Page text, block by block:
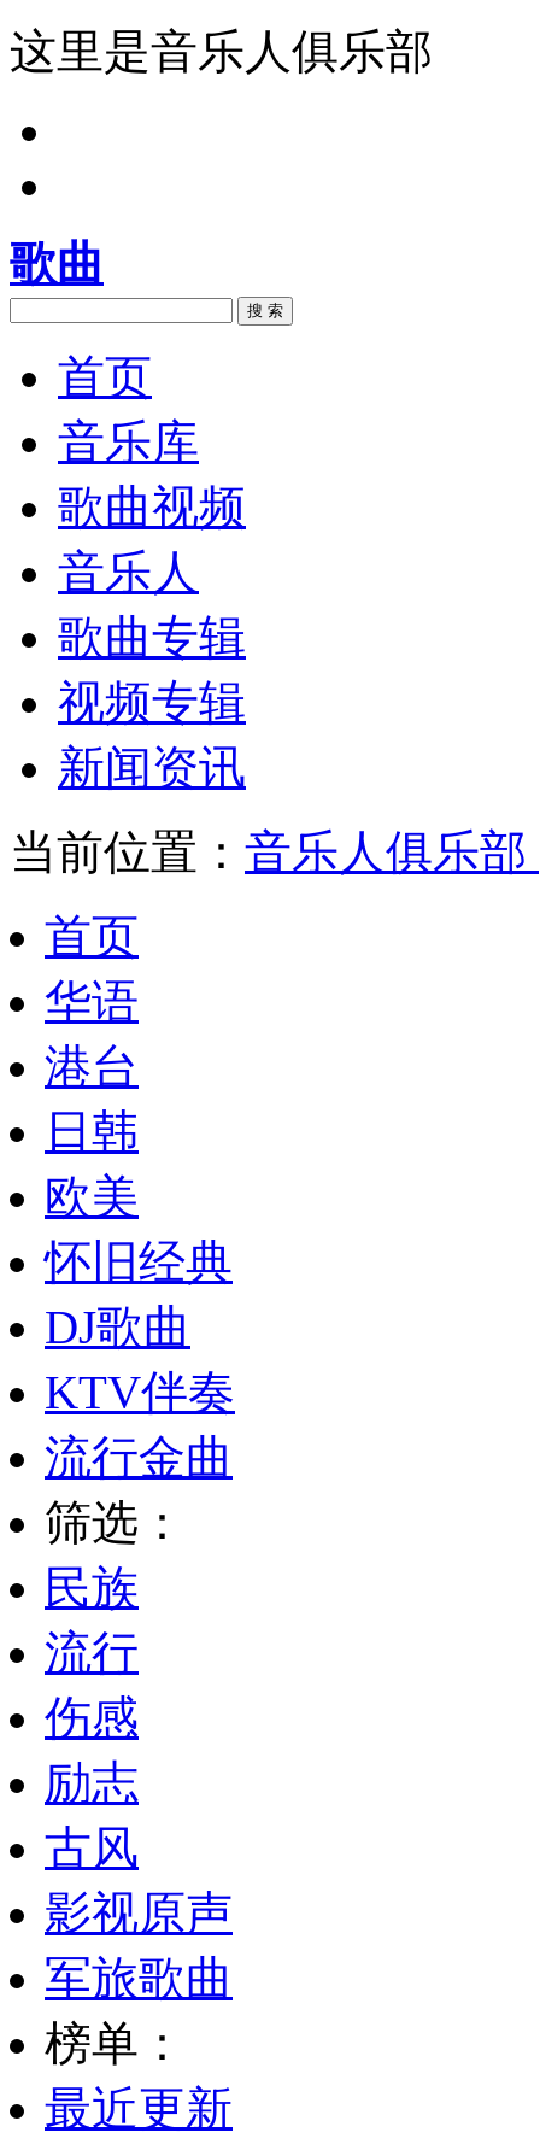
这里是音乐人俱乐部
歌曲
搜 索
首页
音乐库
歌曲视频
音乐人
歌曲专辑
视频专辑
新闻资讯
当前位置： 音乐人俱乐部
首页
华语
港台
日韩
欧美
怀旧经典
DJ歌曲
KTV伴奏
流行金曲
筛选：
民族
流行
伤感
励志
古风
影视原声
军旅歌曲
榜单：
最近更新